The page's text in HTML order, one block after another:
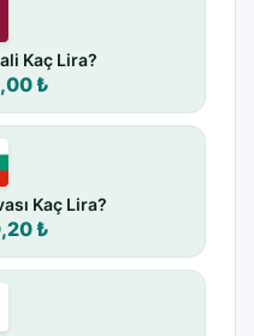
Kaç Lira?
₺
Kaç Lira?
₺